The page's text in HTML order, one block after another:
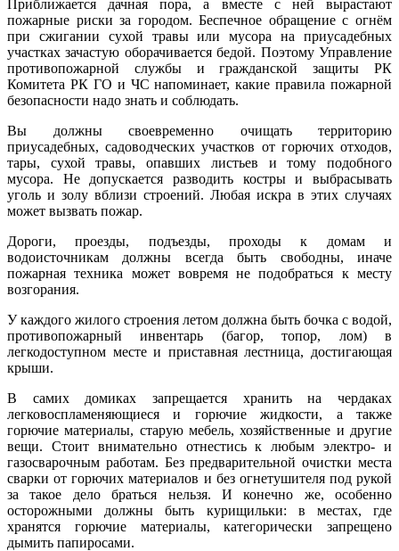
Приближается дачная пора, а вместе с ней вырастают
пожарные риски за городом. Беспечное обращение с огнём
при сжигании сухой травы или мусора на приусадебных
участках зачастую оборачивается бедой. Поэтому Управление
противопожарной службы и гражданской защиты РК
Комитета РК ГО и ЧС напоминает, какие правила пожарной
безопасности надо знать и соблюдать.
Вы должны своевременно очищать территорию
приусадебных, садоводческих участков от горючих отходов,
тары, сухой травы, опавших листьев и тому подобного
мусора. Не допускается разводить костры и выбрасывать
уголь и золу вблизи строений. Любая искра в этих случаях
может вызвать пожар.
Дороги, проезды, подъезды, проходы к домам и
водоисточникам должны всегда быть свободны, иначе
пожарная техника может вовремя не подобраться к месту
возгорания.
У каждого жилого строения летом должна быть бочка с водой,
противопожарный инвентарь (багор, топор, лом) в
легкодоступном месте и приставная лестница, достигающая
крыши.
В самих домиках запрещается хранить на чердаках
легковоспламеняющиеся и горючие жидкости, а также
горючие материалы, старую мебель, хозяйственные и другие
вещи. Стоит внимательно отнестись к любым электро- и
газосварочным работам. Без предварительной очистки места
сварки от горючих материалов и без огнетушителя под рукой
за такое дело браться нельзя. И конечно же, особенно
осторожными должны быть курищильки: в местах, где
хранятся горючие материалы, категорически запрещено
дымить папиросами.